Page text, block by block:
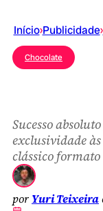
Início›Publicidade›
Chocolate
Sucesso
exclusividade
clássico formato
por Yuri Teixeira